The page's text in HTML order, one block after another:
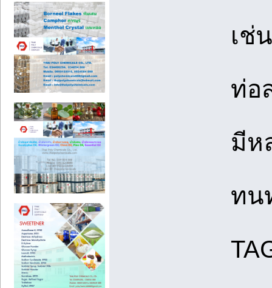
เช่
ท่อ
มีห
ทน